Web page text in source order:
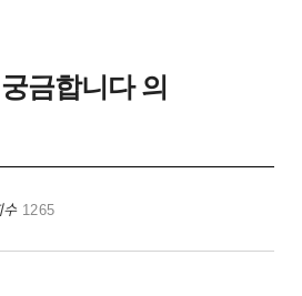
금합니다 의
수 1265